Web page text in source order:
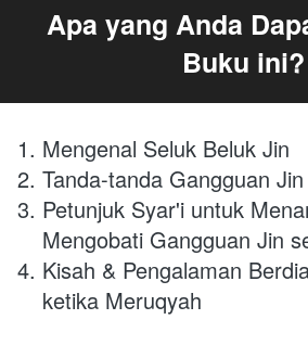
Apa yang Anda
Buku ini?
Mengenal Seluk Beluk Jin
Tanda-tanda Gangguan
Petunjuk Syar'i untuk
Mengobati Gangguan Jin
Kisah & Pengalaman
ketika Meruqyah